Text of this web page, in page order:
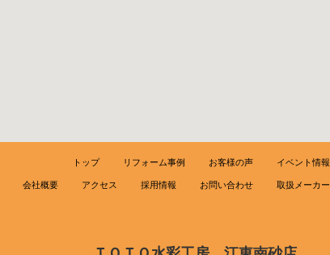
トップ リフォーム事例 お客様の声 イベント情報
会社概要 アクセス 採用情報 お問い合わせ 取扱メーカー